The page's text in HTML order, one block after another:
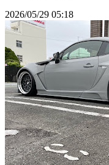
2026/05/29 05:18